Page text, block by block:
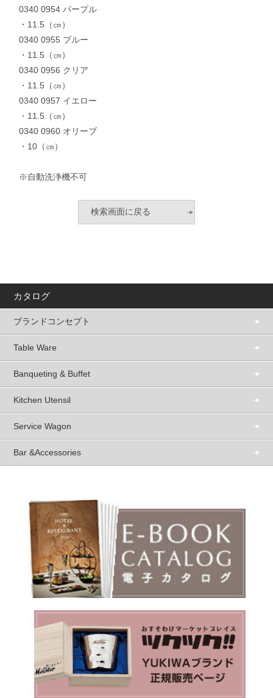
0340 0954 パープル
・11.5（㎝）
0340 0955 ブルー
・11.5（㎝）
0340 0956 クリア
・11.5（㎝）
0340 0957 イエロー
・11.5（㎝）
0340 0960 オリーブ
・10（㎝）
※自動洗浄機不可
カタログ
ブランドコンセプト
Table Ware
Banqueting & Buffet
Kitchen Utensil
Service Wagon
Bar &Accessories